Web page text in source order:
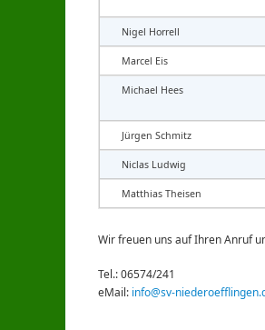
Nigel Horrell
Marcel Eis
Michael Hees
Jürgen Schmitz
Niclas Ludwig
Matthias Theisen
Wir freuen uns auf Ihren Anruf
Tel.: 06574/241
eMail: info@sv-